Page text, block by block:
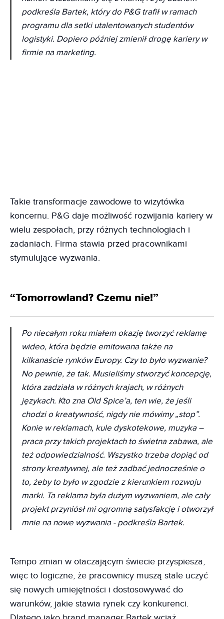
podkreśla Bartek, który do P&G trafił w ramach
programu dla setki utalentowanych studentów
logistyki. Dopiero później zmienił drogę kariery w
firmie na marketing.
Takie transformacje zawodowe to wizytówka
koncernu. P&G daje możliwość rozwijania kariery w
wielu zespołach, przy różnych technologiach i
zadaniach. Firma stawia przed pracownikami
stymulujące wyzwania.
“Tomorrowland? Czemu nie!”
Po niecałym roku miałem okazję tworzyć reklamę
wideo, która będzie emitowana także na
kilkanaście rynków Europy. Czy to było wyzwanie?
No pewnie, że tak. Musieliśmy stworzyć koncepcję,
która zadziała w różnych krajach, w różnych
językach. Kto zna Old Spice’a, ten wie, że jeśli
chodzi o kreatywność, nigdy nie mówimy „stop”.
Konie w reklamach, kule dyskotekowe, muzyka –
praca przy takich projektach to świetna zabawa, ale
też odpowiedzialność. Wszystko trzeba dopiąć od
strony kreatywnej, ale też zadbać jednocześnie o
to, żeby to było w zgodzie z kierunkiem rozwoju
marki. Ta reklama była dużym wyzwaniem, ale cały
projekt przyniósł mi ogromną satysfakcję i otworzył
mnie na nowe wyzwania - podkreśla Bartek.
Tempo zmian w otaczającym świecie przyspiesza,
więc to logiczne, że pracownicy muszą stale uczyć
się nowych umiejętności i dostosowywać do
warunków, jakie stawia rynek czy konkurenci.